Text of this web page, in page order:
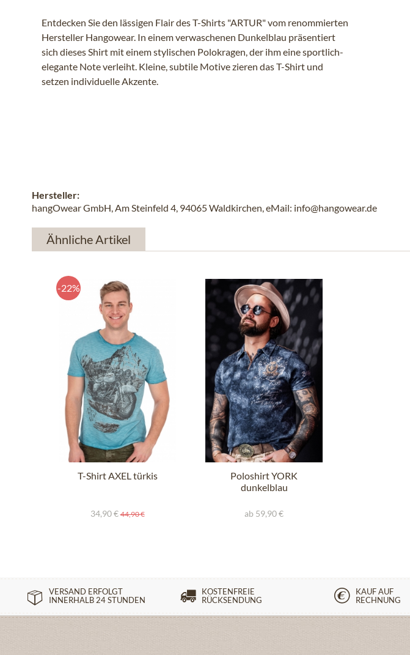
Entdecken Sie den lässigen Flair des T-Shirts "ARTUR" vom renommierten
Hersteller Hangowear. In einem verwaschenen Dunkelblau präsentiert
sich dieses Shirt mit einem stylischen Polokragen, der ihm eine sportlich-
elegante Note verleiht. Kleine, subtile Motive zieren das T-Shirt und
setzen individuelle Akzente.
Hersteller:
hangOwear GmbH, Am Steinfeld 4, 94065 Waldkirchen, eMail: info@hangowear.de
Ähnliche Artikel
-22%
T-Shirt AXEL türkis
34,90 € 44,90 €
Poloshirt YORK
dunkelblau
ab 59,90 €
VERSAND ERFOLGT
INNERHALB 24 STUNDEN
KOSTENFREIE
RÜCKSENDUNG
KAUF AUF
RECHNUNG